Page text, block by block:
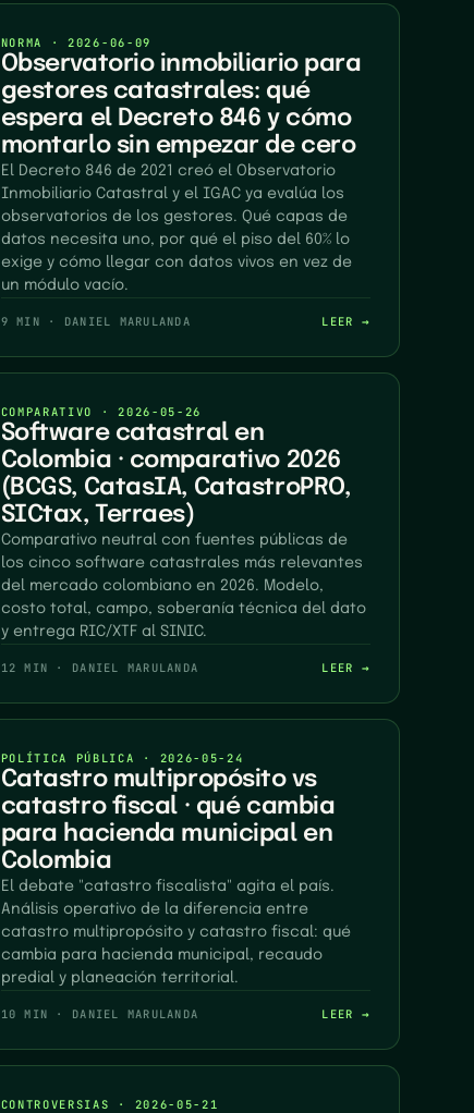
NORMA ·2026-06-09
Observatorio inmobiliario para
gestores catastrales: qué
espera el Decreto 846 y cómo
montarlo sin empezar de cero
El Decreto 846 de 2021 creó el Observatorio
Inmobiliario Catastral y el IGAC ya evalúa los
observatorios de los gestores. Qué capas de
datos necesita uno, por qué el piso del 60% lo
exige y cómo llegar con datos vivos en vez de
un módulo vacío.
9 MIN · DANIEL MARULANDA LEER →
COMPARATIVO ·2026-05-26
Software catastral en
Colombia · comparativo 2026
(BCGS, CatasIA, CatastroPRO,
SICtax, Terraes)
Comparativo neutral con fuentes públicas de
los cinco software catastrales más relevantes
del mercado colombiano en 2026. Modelo,
costo total, campo, soberanía técnica del dato
y entrega RIC/XTF al SINIC.
12 MIN · DANIEL MARULANDA LEER →
POLÍTICA PÚBLICA · 2026-05-24
Catastro multipropósito vs
catastro fiscal · qué cambia
para hacienda municipal en
Colombia
El debate "catastro fiscalista" agita el país.
Análisis operativo de la diferencia entre
catastro multipropósito y catastro fiscal: qué
cambia para hacienda municipal, recaudo
predial y planeación territorial.
10 MIN · DANIEL MARULANDA LEER →
CONTROVERSIAS · 2026-05-21